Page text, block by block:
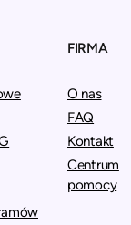
FIRMA
O nas
FAQ
Kontakt
Centrum
pomocy